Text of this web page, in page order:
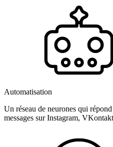
Automatisation
Un réseau de neurones qui
messages sur Instagram,